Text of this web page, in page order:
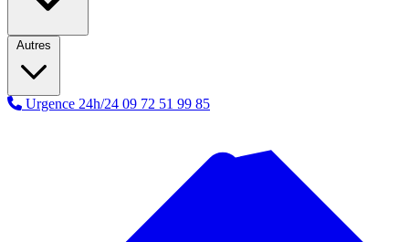
Autres
Urgence 24h/24 09 72 51 99 85